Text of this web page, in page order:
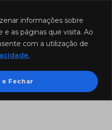
informações sobre
as páginas que visita. Ao
com a utilização de
Fechar